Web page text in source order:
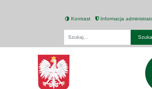
Kontrast Informacja